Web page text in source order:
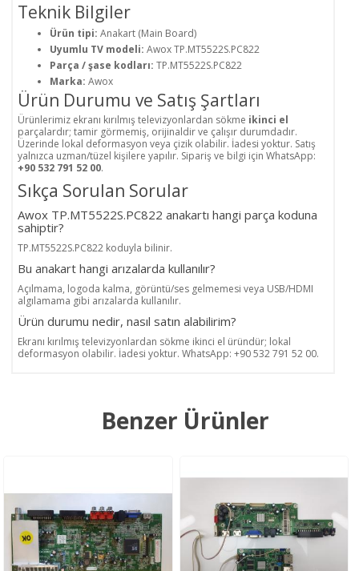
Teknik Bilgiler
Ürün tipi: Anakart (Main Board)
Uyumlu TV modeli: Awox TP.MT5522S.PC822
Parça / şase kodları: TP.MT5522S.PC822
Marka: Awox
Ürün Durumu ve Satış Şartları
Ürünlerimiz ekranı kırılmış televizyonlardan sökme ikinci el
parçalardır; tamir görmemiş, orijinaldir ve çalışır durumdadır.
Üzerinde lokal deformasyon veya çizik olabilir. İadesi yoktur. Satış
yalnızca uzman/tüzel kişilere yapılır. Sipariş ve bilgi için WhatsApp:
+90 532 791 52 00.
Sıkça Sorulan Sorular
Awox TP.MT5522S.PC822 anakartı hangi parça koduna
sahiptir?
TP.MT5522S.PC822 koduyla bilinir.
Bu anakart hangi arızalarda kullanılır?
Açılmama, logoda kalma, görüntü/ses gelmemesi veya USB/HDMI
algılamama gibi arızalarda kullanılır.
Ürün durumu nedir, nasıl satın alabilirim?
Ekranı kırılmış televizyonlardan sökme ikinci el üründür; lokal
deformasyon olabilir. İadesi yoktur. WhatsApp: +90 532 791 52 00.
Benzer Ürünler